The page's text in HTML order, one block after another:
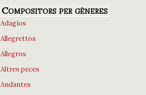
Compositors per gèneres
Adagios
Allegrettos
Allegros
Altres peces
Andantes